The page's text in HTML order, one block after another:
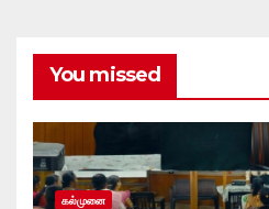
You missed
கல்முனை